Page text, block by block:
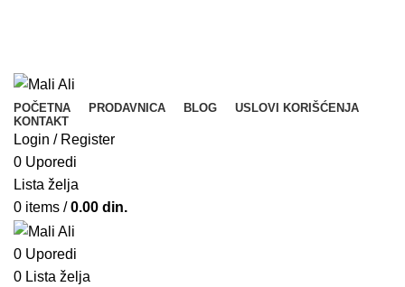
POČETNA PRODAVNICA BLOG
USLOVI KORIŠĆENJA
KONTAKT
Login / Register
0 Uporedi
Lista želja
0 items / 0.00 din.
0 Uporedi
0 Lista želja